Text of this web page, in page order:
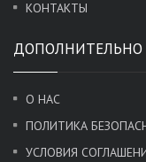
КОНТАКТЫ
ДОПОЛНИТЕЛЬНО
О НАС
ПОЛИТИКА
УСЛОВИЯ